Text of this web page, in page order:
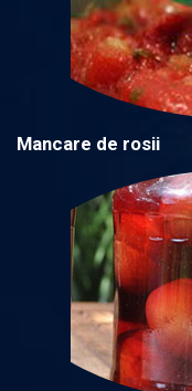
Mancare de rosii